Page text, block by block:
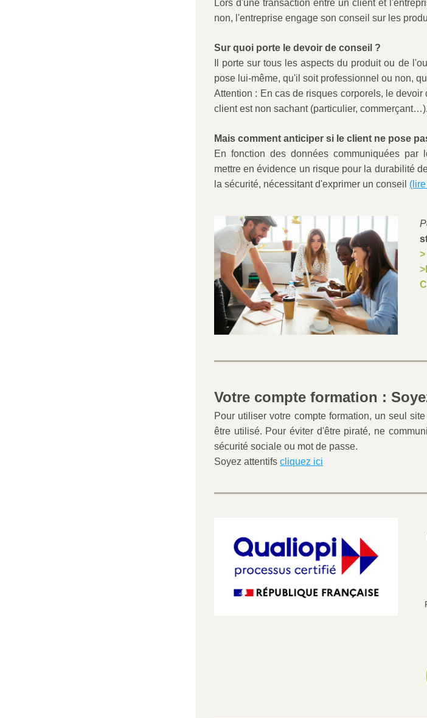
Lors d'une transaction entre un client et
non, l'entreprise engage son conseil sur les
Sur quoi porte le devoir de conseil ?
Il porte sur tous les aspects du produit ou de
pose lui-même, qu'il soit professionnel ou non,
Attention : En cas de risques corporels, le
client est non sachant (particulier, commerçant…).
Mais comment anticiper si le client ne pose
En fonction des données communiquées par
mettre en évidence un risque pour la durabilité
la sécurité, nécessitant d'exprimer un conseil
Votre compte formation :
Pour utiliser votre compte formation, un seul
être utilisé. Pour éviter d'être piraté, ne
sécurité sociale ou mot de passe.
Soyez attentifs cliquez ici